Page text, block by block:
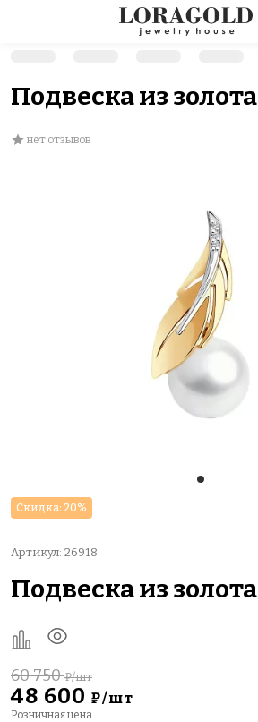
Подвеска из золота
нет отзывов
Скидка: 20%
Артикул: 26918
Подвеска из золота
48 600 ₽/шт
60 750₽/шт
Розничная цена